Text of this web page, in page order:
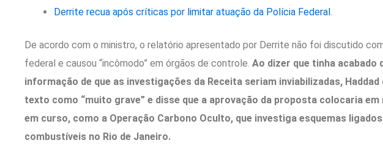
Derrite recua após críticas por limitar atuação da Polícia Federal.
De acordo com o ministro, o relatório apresentado por Derrite não foi discutido
federal e causou “incômodo” em órgãos de controle. Ao dizer que tinha acabado
informação de que as investigações da Receita seriam inviabilizadas,
texto como “muito grave” e disse que a aprovação da proposta colocaria
em curso, como a Operação Carbono Oculto, que investiga esquemas
combustíveis no Rio de Janeiro.